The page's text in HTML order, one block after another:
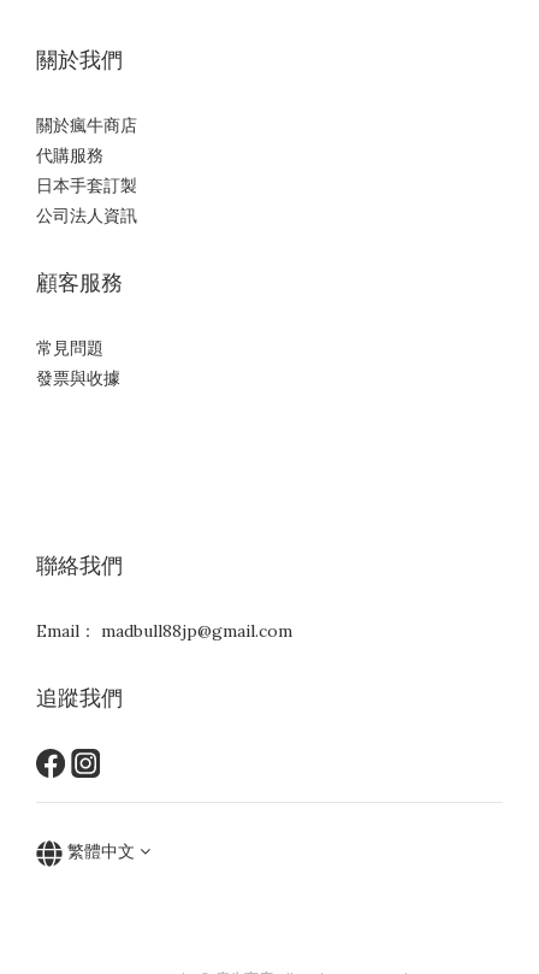
關於我們
關於瘋牛商店
代購服務
日本手套訂製
公司法人資訊
顧客服務
常見問題
發票與收據
聯絡我們
Email： madbull88jp@gmail.com
追蹤我們
繁體中文